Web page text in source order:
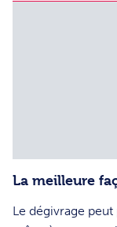
La meilleure
Le dégivrage